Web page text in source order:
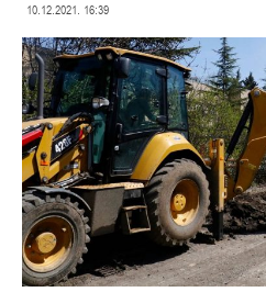
10.12.2021. 16:39